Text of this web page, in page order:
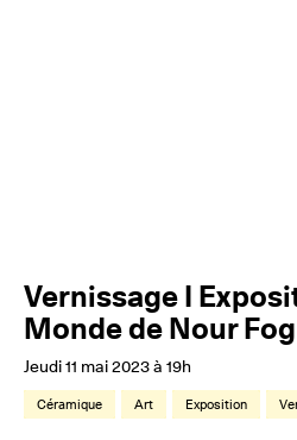
Vernissage I
Monde de Nour Fog
Jeudi 11 mai 2023 à 19h
Céramique Art Exposition